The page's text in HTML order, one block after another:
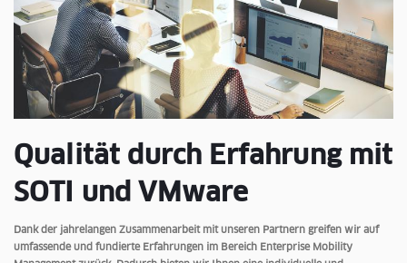
Qualität durch Erfahrung mit
SOTI und VMware
Dank der jahrelangen Zusammenarbeit mit unseren Partnern greifen wir auf
umfassende und fundierte Erfahrungen im Bereich Enterprise Mobility